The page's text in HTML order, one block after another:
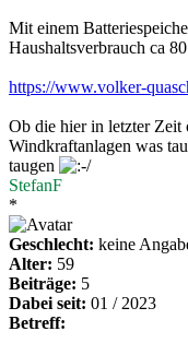
Mit einem
Haushaltsverbrauch ca
https://www.volker-
Ob die hier in letzter Zeit
Windkraftanlagen was
taugen
StefanF
*
Geschlecht: keine
Alter: 59
Beiträge: 5
Dabei seit: 01 / 2023
Betreff: